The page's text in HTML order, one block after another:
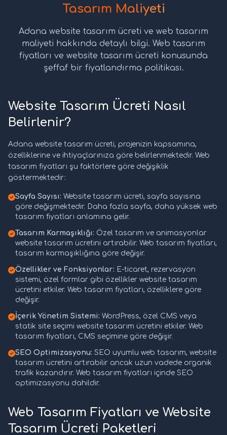
Tasarım Maliyeti
Adana website tasarım ücreti ve web tasarım
maliyeti hakkında detaylı bilgi. Web tasarım
fiyatları ve website tasarım ücreti konusunda
şeffaf bir fiyatlandırma politikası.
Website Tasarım Ücreti Nasıl
Belirlenir?
Adana website tasarım ücreti, projenizin kapsamına,
özelliklerine ve ihtiyaçlarınıza göre belirlenmektedir. Web
tasarım fiyatları şu faktörlere göre değişiklik
göstermektedir:
Sayfa Sayısı: Website tasarım ücreti, sayfa sayısına
göre değişmektedir. Daha fazla sayfa, daha yüksek web
tasarım fiyatları anlamına gelir.
Tasarım Karmaşıklığı: Özel tasarım ve animasyonlar
website tasarım ücretini artırabilir. Web tasarım fiyatları,
tasarım karmaşıklığına göre değişir.
Özellikler ve Fonksiyonlar: E-ticaret, rezervasyon
sistemi, özel formlar gibi özellikler website tasarım
ücretini etkiler. Web tasarım fiyatları, özelliklere göre
değişir.
İçerik Yönetim Sistemi: WordPress, özel CMS veya
statik site seçimi website tasarım ücretini etkiler. Web
tasarım fiyatları, CMS seçimine göre değişir.
SEO Optimizasyonu: SEO uyumlu web tasarım, website
tasarım ücretini artırabilir ancak uzun vadede organik
trafik kazandırır. Web tasarım fiyatları içinde SEO
optimizasyonu dahildir.
Web Tasarım Fiyatları ve Website
Tasarım Ücreti Paketleri